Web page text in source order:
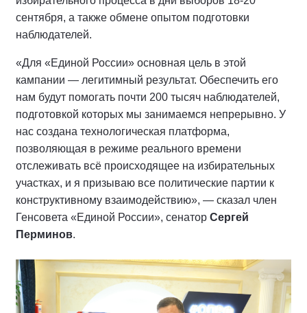
сентября, а также обмене опытом подготовки
наблюдателей.
«Для «Единой России» основная цель в этой
кампании — легитимный результат. Обеспечить его
нам будут помогать почти 200 тысяч наблюдателей,
подготовкой которых мы занимаемся непрерывно. У
нас создана технологическая платформа,
позволяющая в режиме реального времени
отслеживать всё происходящее на избирательных
участках, и я призываю все политические партии к
конструктивному взаимодействию», — сказал член
Генсовета «Единой России», сенатор Сергей
Перминов.